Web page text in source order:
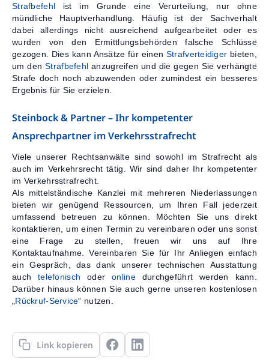
Strafbefehl ist im Grunde eine Verurteilung, nur ohne
mündliche Hauptverhandlung. Häufig ist der Sachverhalt
dabei allerdings nicht ausreichend aufgearbeitet oder es
wurden von den Ermittlungsbehörden falsche Schlüsse
gezogen. Dies kann Ansätze für einen Strafverteidiger bieten,
um denStrafbefehl anzugreifen und die gegen Sie verhängte
Strafe doch noch abzuwenden oder zumindest ein besseres
Ergebnis für Sie erzielen.
Steinbock & Partner – Ihr kompetenter
Ansprechpartner im Verkehrsstrafrecht
Viele unserer Rechtsanwälte sind sowohl im Strafrecht als
auch im Verkehrsrecht tätig. Wir sind daher Ihr kompetenter
im Verkehrsstrafrecht.
Als mittelständische Kanzlei mit mehreren Niederlassungen
bieten wir genügend Ressourcen, um Ihren Fall jederzeit
umfassend betreuen zu können. Möchten Sie uns direkt
kontaktieren, um einen Termin zu vereinbaren oder uns sonst
eine Frage zu stellen, freuen wir uns auf Ihre
Kontaktaufnahme. Vereinbaren Sie für Ihr Anliegen einfach
ein Gespräch, das dank unserer technischen Ausstattung
auchtelefonisch oderonlinedurchgeführt werden kann.
Darüber hinaus können Sie auch gerne unseren kostenlosen
Rückruf-Service“ nutzen.
Link kopieren